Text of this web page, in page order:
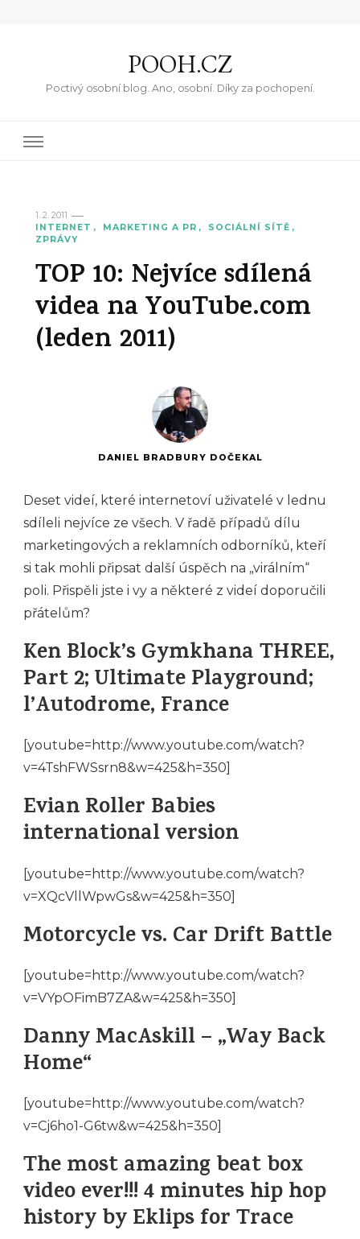
POOH.CZ
Poctivý osobní blog. Ano, osobní. Díky za pochopení.
1. 2. 2011
INTERNET
MARKETING A PR
SOCIÁLNÍ SÍTĚ
ZPRÁVY
TOP 10: Nejvíce sdílená
videa na YouTube.com
(leden 2011)
DANIEL BRADBURY DOČEKAL
Deset videí, které internetoví uživatelé v lednu
sdíleli nejvíce ze všech. V řadě případů dílu
marketingových a reklamních odborníků, kteří
si tak mohli připsat další úspěch na „virálním“
poli. Přispěli jste i vy a některé z videí doporučili
přátelům?
Ken Block’s Gymkhana THREE,
Part 2; Ultimate Playground;
l’Autodrome, France
[youtube=http://www.youtube.com/watch?
v=4TshFWSsrn8&w=425&h=350]
Evian Roller Babies
international version
[youtube=http://www.youtube.com/watch?
v=XQcVllWpwGs&w=425&h=350]
Motorcycle vs. Car Drift Battle
[youtube=http://www.youtube.com/watch?
v=VYpOFimB7ZA&w=425&h=350]
Danny MacAskill – „Way Back
Home“
[youtube=http://www.youtube.com/watch?
v=Cj6ho1-G6tw&w=425&h=350]
The most amazing beat box
video ever!!! 4 minutes hip hop
history by Eklips for Trace